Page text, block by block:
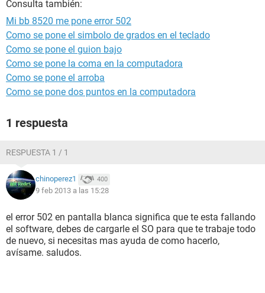
Consulta también:
Mi bb 8520 me pone error 502
Como se pone el simbolo de grados en el teclado
Como se pone el guion bajo
Como se pone la coma en la computadora
Como se pone el arroba
Como se pone dos puntos en la computadora
1 respuesta
RESPUESTA 1 / 1
chinoperez1 400
9 feb 2013 a las 15:28
el error 502 en pantalla blanca significa que te esta fallando
el software, debes de cargarle el SO para que te trabaje todo
de nuevo, si necesitas mas ayuda de como hacerlo,
avísame. saludos.